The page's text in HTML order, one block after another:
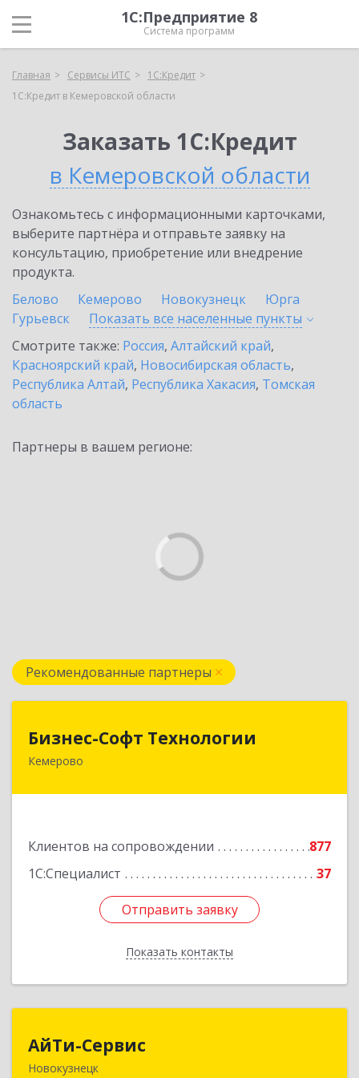
1С:Предприятие 8
Система программ
Главная Сервисы ИТС
1С:Кредит
1С:Кредит в Кемеровской области
Заказать 1С:Кредит
в Кемеровской области
Ознакомьтесь с информационными карточками,
выберите партнёра и отправьте заявку на
консультацию, приобретение или внедрение
продукта.
Белово
Кемерово Новокузнецк
Юрга
Гурьевск
Показать все населенные пункты
Смотрите также: Россия, Алтайский край,
Красноярский край, Новосибирская область,
Республика Алтай, Республика Хакасия, Томская
область
Партнеры в вашем регионе:
Рекомендованные партнеры
Бизнес-Софт Технологии
Кемерово
Клиентов на сопровождении
877
1С:Специалист
37
Отправить заявку
Показать контакты
Бизнес-Софт Технологии
650992, Кемеровская область - Кузбасс обл,
Отправить заявку
Назад
АйТи-Сервис
Новокузнецк
654005, Кемеровская область - Кузбасс обл,